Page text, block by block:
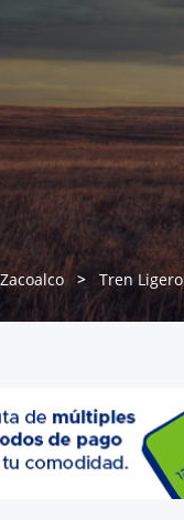
Zacoalco Tren Ligero